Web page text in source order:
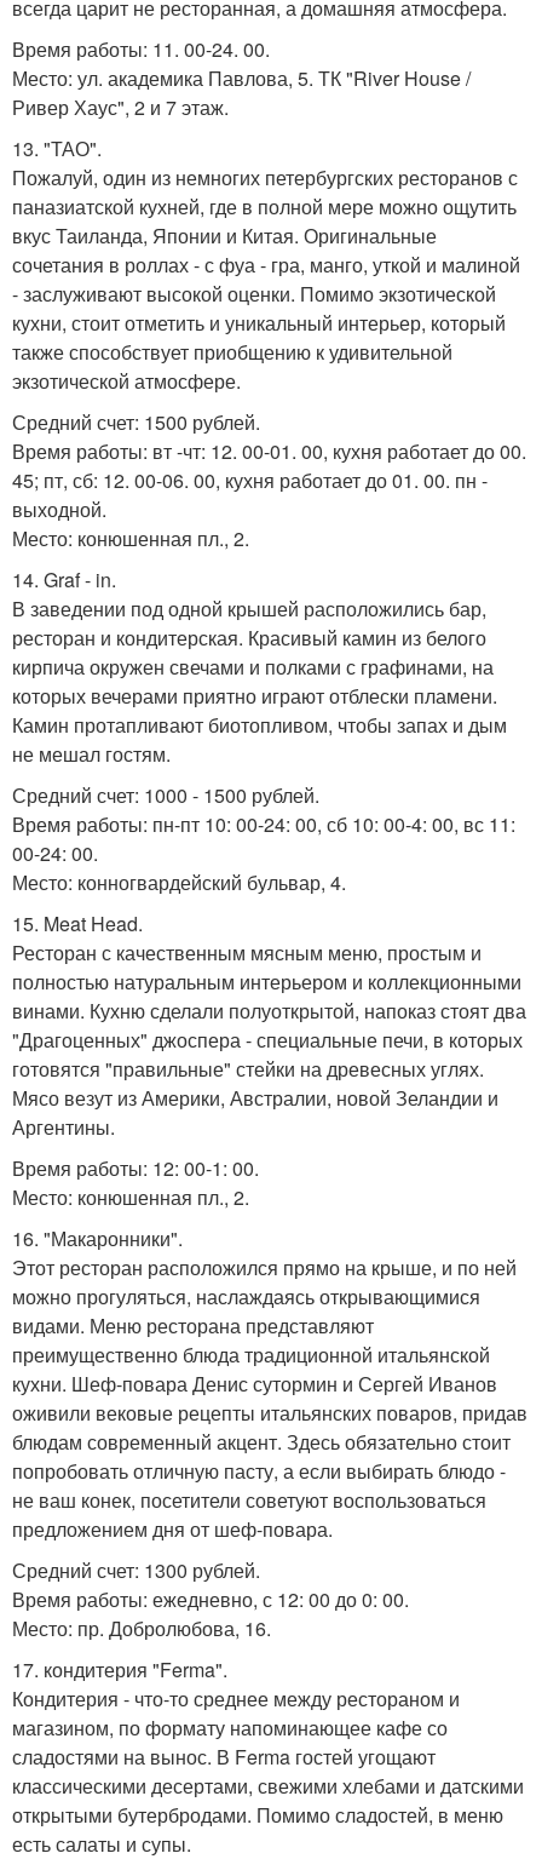
всегда царит не ресторанная, а домашняя атмосфера.
Время работы: 11. 00-24. 00.
Место: ул. академика Павлова, 5. ТК "River House /
Ривер Хаус", 2 и 7 этаж.
13. "ТАО".
Пожалуй, один из немногих петербургских ресторанов с
паназиатской кухней, где в полной мере можно ощутить
вкус Таиланда, Японии и Китая. Оригинальные
сочетания в роллах - с фуа - гра, манго, уткой и малиной
- заслуживают высокой оценки. Помимо экзотической
кухни, стоит отметить и уникальный интерьер, который
также способствует приобщению к удивительной
экзотической атмосфере.
Средний счет: 1500 рублей.
Время работы: вт -чт: 12. 00-01. 00, кухня работает до 00.
45; пт, сб: 12. 00-06. 00, кухня работает до 01. 00. пн -
выходной.
Место: конюшенная пл., 2.
14. Graf - in.
В заведении под одной крышей расположились бар,
ресторан и кондитерская. Красивый камин из белого
кирпича окружен свечами и полками с графинами, на
которых вечерами приятно играют отблески пламени.
Камин протапливают биотопливом, чтобы запах и дым
не мешал гостям.
Средний счет: 1000 - 1500 рублей.
Время работы: пн-пт 10: 00-24: 00, сб 10: 00-4: 00, вс 11:
00-24: 00.
Место: конногвардейский бульвар, 4.
15. Meat Head.
Ресторан с качественным мясным меню, простым и
полностью натуральным интерьером и коллекционными
винами. Кухню сделали полуоткрытой, напоказ стоят два
"Драгоценных" джоспера - специальные печи, в которых
готовятся "правильные" стейки на древесных углях.
Мясо везут из Америки, Австралии, новой Зеландии и
Аргентины.
Время работы: 12: 00-1: 00.
Место: конюшенная пл., 2.
16. "Макаронники".
Этот ресторан расположился прямо на крыше, и по ней
можно прогуляться, наслаждаясь открывающимися
видами. Меню ресторана представляют
преимущественно блюда традиционной итальянской
кухни. Шеф-повара Денис сутормин и Сергей Иванов
оживили вековые рецепты итальянских поваров, придав
блюдам современный акцент. Здесь обязательно стоит
попробовать отличную пасту, а если выбирать блюдо -
не ваш конек, посетители советуют воспользоваться
предложением дня от шеф-повара.
Средний счет: 1300 рублей.
Время работы: ежедневно, с 12: 00 до 0: 00.
Место: пр. Добролюбова, 16.
17. кондитерия "Ferma".
Кондитерия - что-то среднее между рестораном и
магазином, по формату напоминающее кафе со
сладостями на вынос. В Ferma гостей угощают
классическими десертами, свежими хлебами и датскими
открытыми бутербродами. Помимо сладостей, в меню
есть салаты и супы.